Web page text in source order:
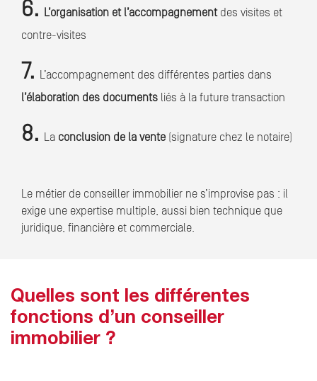
6. L’organisation et l’accompagnementdes visites et
contre-visites
7. L’accompagnement des différentes parties dans
l’élaboration des documents liés à la future transaction
8. La conclusion de la vente (signature chez le notaire)
Le métier de conseiller immobilier ne s’improvise pas : il
exige une expertise multiple, aussi bien technique que
juridique, financière et commerciale.
Quelles sont les différentes
fonctions d’un conseiller
immobilier ?